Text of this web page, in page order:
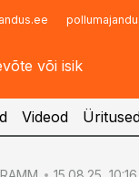
Infopank
Videod